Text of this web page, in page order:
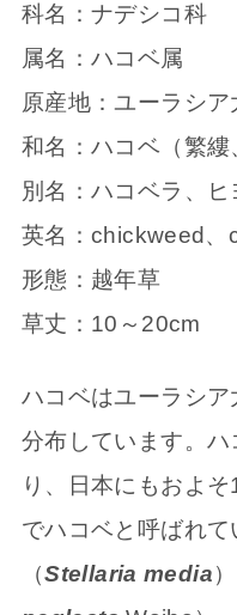
科名：ナデシコ科
属名：ハコベ属
原産地：ユーラシア
和名：ハコベ（繁縷
別名：ハコベラ、
英名：chickweed、
形態：越年草
草丈：10～20cm
ハコベはユーラシア
分布しています。
り、日本にもおよ
でハコベと呼ばれ
（Stellaria media